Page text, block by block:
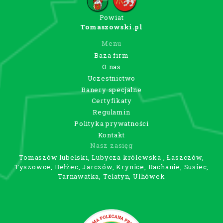
Powiat
Tomaszowski.pl
Menu
Baza firm
O nas
Uczestnictwo
Banery specjalne
Certyfikaty
Regulamin
Polityka prywatności
Kontakt
Nasz zasięg
Tomaszów lubelski, Lubycza królewska , Łaszczów,
Tyszowce, Bełżec, Jarczów, Krynice, Rachanie, Susiec,
Tarnawatka, Telatyn, Ulhówek